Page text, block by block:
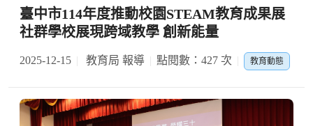
臺中市114年度推動校園STEAM教育成果展
社群學校展現跨域教學 創新能量
2025-12-15 教育局 報導 點閱數：427 次 教育動態